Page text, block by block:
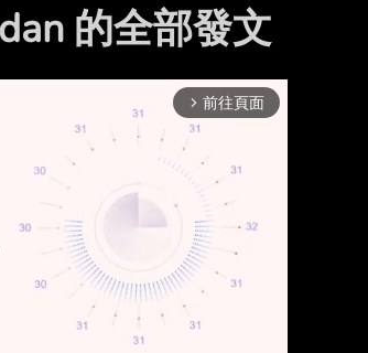
的全部發文
arrow_forward_ios 前往頁面